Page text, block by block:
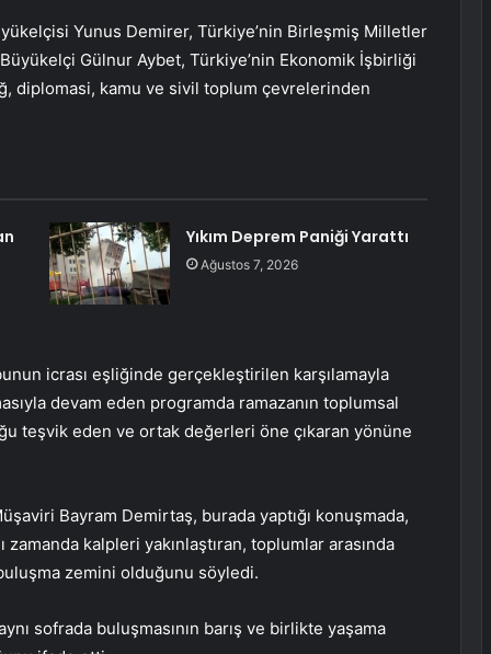
Yunus Demirer, Türkiye’nin Birleşmiş Milletler
Gülnur Aybet, Türkiye’nin Ekonomik İşbirliği
diplomasi, kamu ve sivil toplum çevrelerinden
Yıkım Deprem Paniği Yarattı
Ağustos 7, 2026
icrası eşliğinde gerçekleştirilen karşılamayla
devam eden programda ramazanın toplumsal
teşvik eden ve ortak değerleri öne çıkaran yönüne
Bayram Demirtaş, burada yaptığı konuşmada,
zamanda kalpleri yakınlaştıran, toplumlar arasında
zemini olduğunu söyledi.
sofrada buluşmasının barış ve birlikte yaşama